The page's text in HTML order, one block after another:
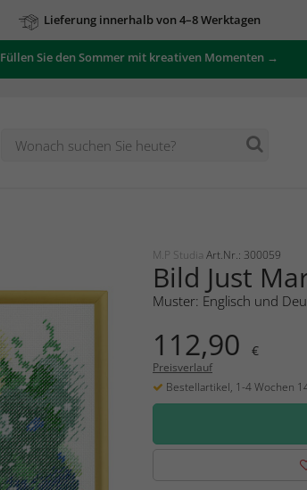
Lieferung innerhalb von 4–8 Werktagen
Zu unseren Angeboten
Füllen Sie den Sommer mit kreativen Momenten →
M.P Studia Art.Nr.: 300059
Bild Just
Muster: Englisch und
112,90 €
Preisverlauf
Bestellartikel, 1-4 Wochen